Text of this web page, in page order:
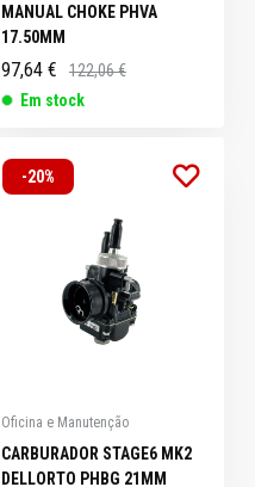
MANUAL CHOKE PHVA
17.50MM
97,64 €
122,06 €
Em stock
-20%
Oficina e Manutenção
CARBURADOR STAGE6 MK2
DELLORTO PHBG 21MM